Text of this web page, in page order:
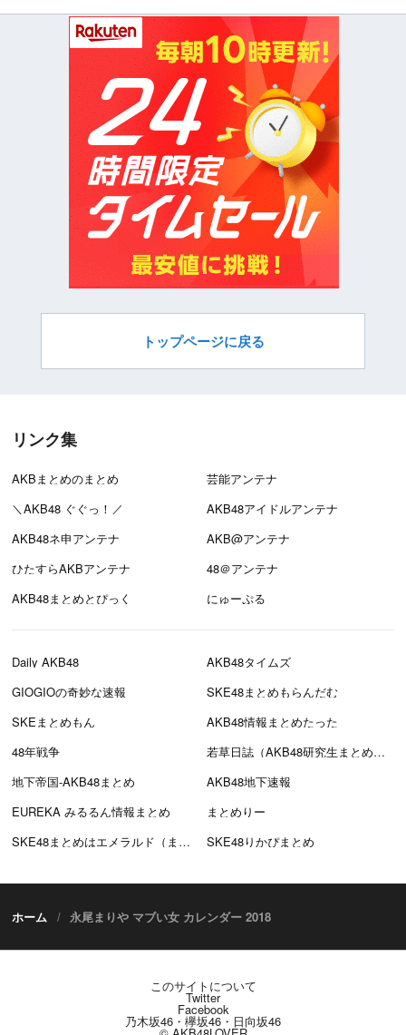
トップページに戻る
リンク集
AKBまとめのまとめ
芸能アンテナ
＼AKB48 ぐぐっ！／
AKB48アイドルアンテナ
AKB48ネ申アンテナ
AKB@アンテナ
ひたすらAKBアンテナ
48＠アンテナ
AKB48まとめとぴっく
にゅーぷる
Daily AKB48
AKB48タイムズ
GIOGIOの奇妙な速報
SKE48まとめもらんだむ
SKEまとめもん
AKB48情報まとめたった
48年戦争
若草日誌（AKB48研究生まとめブログ）
地下帝国-AKB48まとめ
AKB48地下速報
EUREKA みるるん情報まとめ
まとめりー
SKE48まとめはエメラルド（まとえめ）
SKE48りかぴまとめ
ホーム 永尾まりや マブい女 カレンダー 2018
このサイトについて
Twitter
Facebook
乃木坂46・欅坂46・日向坂46